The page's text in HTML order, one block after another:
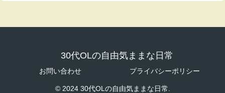
30代OLの自由気ままな日常
お問い合わせ プライバシーポリシー
© 2024 30代OLの自由気ままな日常.